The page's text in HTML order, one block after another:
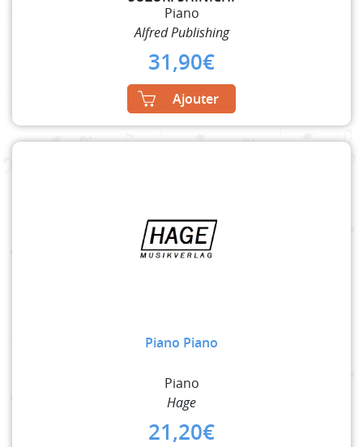
Piano
Alfred Publishing
31,90€
Ajouter
Piano Piano
Piano
Hage
21,20€